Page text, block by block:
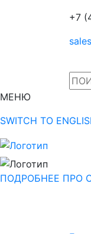
+7
МЕНЮ
SWITCH TO
ПОДРОБНЕЕ ПРО